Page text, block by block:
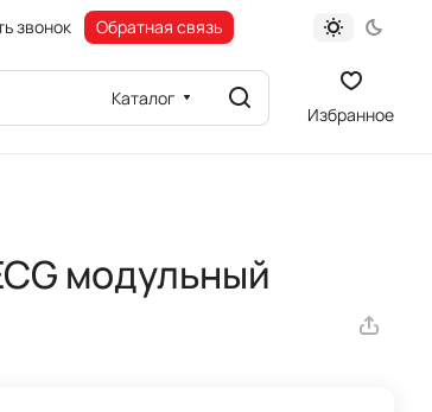
звонок Обратная связь
Каталог
Избранное
модульный